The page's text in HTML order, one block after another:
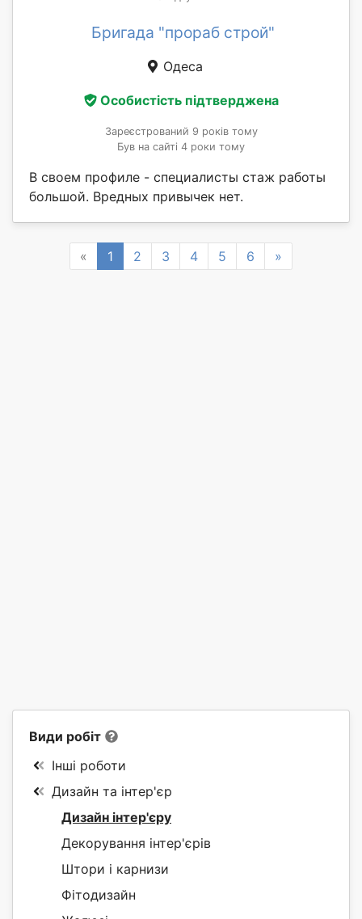
Бригада "прораб строй"
Одеса
Особистість підтверджена
Зареєстрований 9 років тому
Був на сайті 4 роки тому
В своем профиле - специалисты стаж работы
большой. Вредных привычек нет.
« Previous
1 2 3 4 5 6 »
Види робіт
Інші роботи
Дизайн та інтер'єр
Дизайн інтер'єру
Декорування інтер'єрів
Штори і карнизи
Фітодизайн